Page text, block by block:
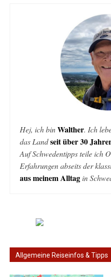
Hej, ich binWalther. Ich
das Landseit über 30
Auf Schwedentipps teile ich
Erfahrungen abseits der
aus meinem Alltag in
Allgemeine Reiseinfos & Tipps